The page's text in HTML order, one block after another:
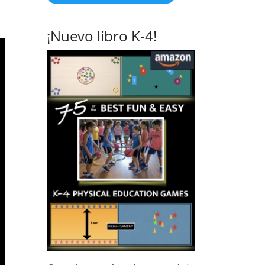
¡Nuevo libro K-4!